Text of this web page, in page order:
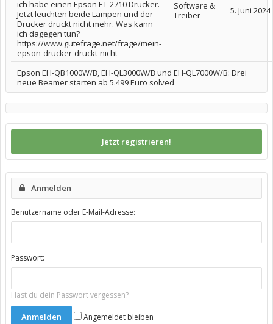
ich habe einen Epson ET-2710 Drucker.
Jetzt leuchten beide Lampen und der
Drucker druckt nicht mehr. Was kann
ich dagegen tun?
https://www.gutefrage.net/frage/mein-
epson-drucker-druckt-nicht
Software &
Treiber
5. Juni 2024
Epson EH-QB1000W/B, EH-QL3000W/B und EH-QL7000W/B: Drei
neue Beamer starten ab 5.499 Euro solved
Jetzt registrieren!
Anmelden
Benutzername oder E-Mail-Adresse:
Passwort:
Hast du dein Passwort vergessen?
Angemeldet bleiben